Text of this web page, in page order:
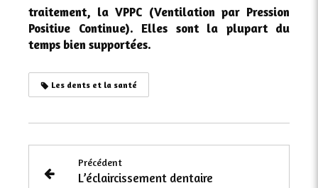
traitement, la VPPC (Ventilation par Pression
Positive Continue). Elles sont la plupart du
temps bien supportées.
Les dents et la santé
Précédent
L’éclaircissement dentaire